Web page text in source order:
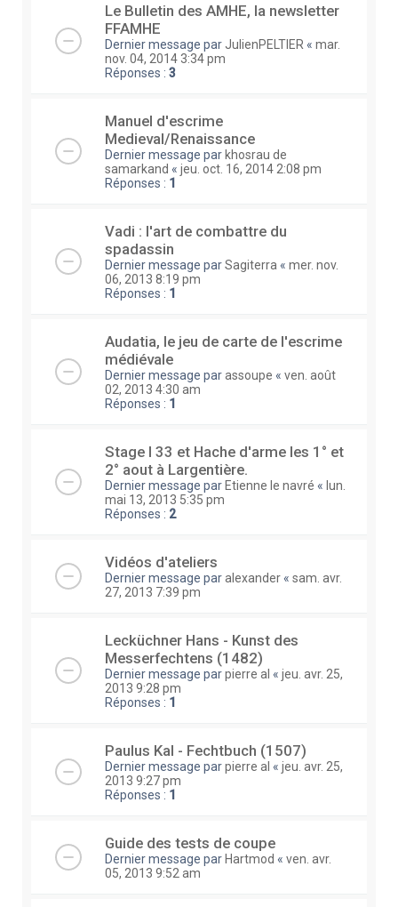
Le Bulletin des AMHE, la newsletter
FFAMHE
Dernier message par JulienPELTIER « mar.
nov. 04, 2014 3:34 pm
Réponses : 3
Manuel d'escrime
Medieval/Renaissance
Dernier message par khosrau de
samarkand « jeu. oct. 16, 2014 2:08 pm
Réponses : 1
Vadi : l'art de combattre du
spadassin
Dernier message parSagiterra « mer. nov.
06, 2013 8:19 pm
Réponses : 1
Audatia, le jeu de carte de l'escrime
médiévale
Dernier message parassoupe « ven. août
02, 2013 4:30 am
Réponses : 1
Stage I 33 et Hache d'arme les 1° et
2° aout à Largentière.
Dernier message par Etienne le navré « lun.
mai 13, 2013 5:35 pm
Réponses : 2
Vidéos d'ateliers
Dernier message paralexander « sam. avr.
27, 2013 7:39 pm
Lecküchner Hans - Kunst des
Messerfechtens (1482)
Dernier message parpierre al « jeu. avr. 25,
2013 9:28 pm
Réponses : 1
Paulus Kal - Fechtbuch (1507)
Dernier message parpierre al « jeu. avr. 25,
2013 9:27 pm
Réponses : 1
Guide des tests de coupe
Dernier message par Hartmod « ven. avr.
05, 2013 9:52 am